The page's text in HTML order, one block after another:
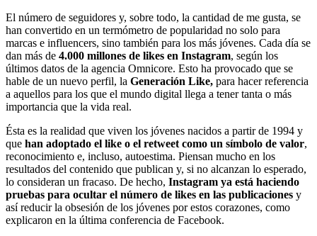
El número de seguidores y, sobre todo, la cantidad de me gusta, se
han convertido en un termómetro de popularidad no solo para
marcas e influencers, sino también para los más jóvenes. Cada día se
dan más de 4.000 millones de likes en Instagram, según los
últimos datos de la agencia Omnicore. Esto ha provocado que se
hable de un nuevo perfil, la Generación Like, para hacer referencia
a aquellos para los que el mundo digital llega a tener tanta o más
importancia que la vida real.
Ésta es la realidad que viven los jóvenes nacidos a partir de 1994 y
que han adoptado el like o el retweet como un símbolo de valor,
reconocimiento e, incluso, autoestima. Piensan mucho en los
resultados del contenido que publican y, si no alcanzan lo esperado,
lo consideran un fracaso. De hecho, Instagram ya está haciendo
pruebas para ocultar el número de likes en las publicaciones y
así reducir la obsesión de los jóvenes por estos corazones, como
explicaron en la última conferencia de Facebook.